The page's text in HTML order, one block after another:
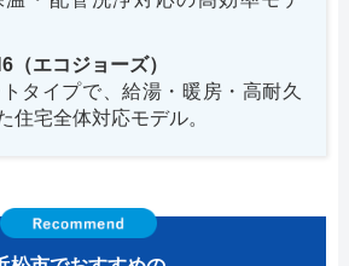
（エコジョーズ）
タイプで、給湯・暖房・高耐久
住宅全体対応モデル。